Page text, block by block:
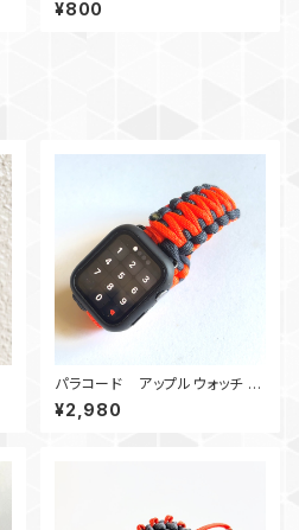
¥800
パラコード アップルウォッチ バ
ンド44_KC_OrGr
¥2,980